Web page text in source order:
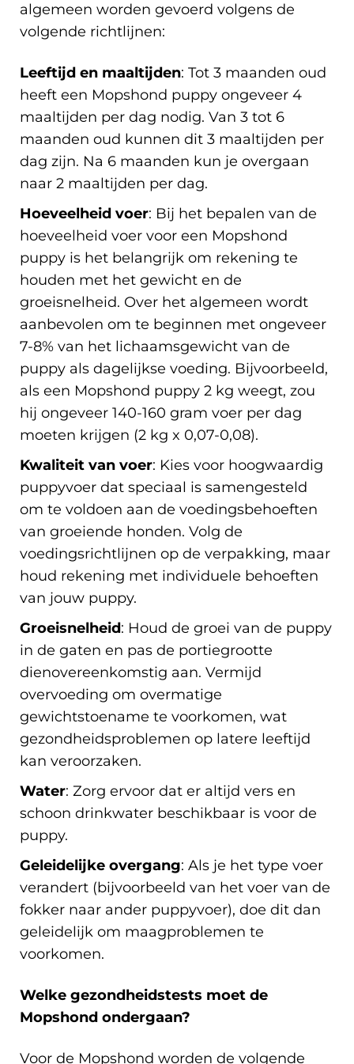
algemeen worden gevoerd volgens de
volgende richtlijnen:
Leeftijd en maaltijden: Tot 3 maanden oud
heeft een Mopshond puppy ongeveer 4
maaltijden per dag nodig. Van 3 tot 6
maanden oud kunnen dit 3 maaltijden per
dag zijn. Na 6 maanden kun je overgaan
naar 2 maaltijden per dag.
Hoeveelheid voer: Bij het bepalen van de
hoeveelheid voer voor een Mopshond
puppy is het belangrijk om rekening te
houden met het gewicht en de
groeisnelheid. Over het algemeen wordt
aanbevolen om te beginnen met ongeveer
7-8% van het lichaamsgewicht van de
puppy als dagelijkse voeding. Bijvoorbeeld,
als een Mopshond puppy 2 kg weegt, zou
hij ongeveer 140-160 gram voer per dag
moeten krijgen (2 kg x 0,07-0,08).
Kwaliteit van voer: Kies voor hoogwaardig
puppyvoer dat speciaal is samengesteld
om te voldoen aan de voedingsbehoeften
van groeiende honden. Volg de
voedingsrichtlijnen op de verpakking, maar
houd rekening met individuele behoeften
van jouw puppy.
Groeisnelheid: Houd de groei van de puppy
in de gaten en pas de portiegrootte
dienovereenkomstig aan. Vermijd
overvoeding om overmatige
gewichtstoename te voorkomen, wat
gezondheidsproblemen op latere leeftijd
kan veroorzaken.
Water: Zorg ervoor dat er altijd vers en
schoon drinkwater beschikbaar is voor de
puppy.
Geleidelijke overgang: Als je het type voer
verandert (bijvoorbeeld van het voer van de
fokker naar ander puppyvoer), doe dit dan
geleidelijk om maagproblemen te
voorkomen.
Welke gezondheidstests moet de
Mopshond ondergaan?
Voor de Mopshond worden de volgende